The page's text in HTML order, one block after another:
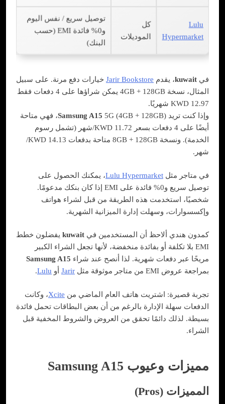
Lulu
Hypermarket
كل
الموديلات
توصيل سريع / نفس اليوم
و0% فائدة EMI (حسب
البنك)
في kuwait، يقدم Jarir Bookstore خيارات دفع مرنة. على سبيل
المثال، نسخة 4GB + 128GB يمكن شراؤها على 4 دفعات فقط
KWD 12.97 شهريًا.
وإذا كنت تريد
Samsung A155G (4GB + 128GB)، فهي متاحة
أيضًا على 4 دفعات بسعر KWD 11.72/شهر (تشمل رسوم
الخدمة). ونسخة 8GB + 128GB متاحة بدفعات KWD 14.13/
شهر.
في متاجر مثل Lulu Hypermarket، يمكنك الحصول على
توصيل سريع و0% فائدة على EMI إذا كان بنكك مدعومًا.
شخصيًا، استخدمت هذه الطريقة من قبل لشراء هواتف
وإكسسوارات، وسهلت إدارة الميزانية الشهرية.
كمدون هندي ألاحظ أن المستخدمين في kuwait يفضلون خطط
EMI بلا تكلفة أو بفائدة منخفضة، لأنها تجعل الشراء الكبير
مريحًا عبر دفعات شهرية. لذا أنصح عند شراء Samsung A15
بمراجعة عروض EMI من متاجر موثوقة مثل
Jarir أو Lulu
.
تجربة قصيرة: اشتريت هاتف العام الماضي من Xcite، وكانت
الدفعات سهلة الإدارة بالرغم من أن بعض البطاقات تحمل فائدة
بسيطة. لذلك دائمًا تحقق من العروض والشروط المخفية قبل
الشراء.
مميزات وعيوب Samsung A15
المميزات (Pros)